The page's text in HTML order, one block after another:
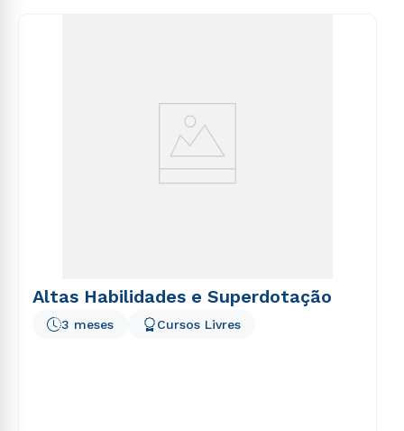
Altas Habilidades e Superdotação
3 meses Cursos Livres